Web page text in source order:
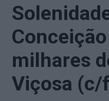
milhares
Viçosa